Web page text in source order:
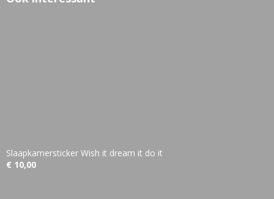
Slaapkamersticker Wish it dream it do it
€ 10,00